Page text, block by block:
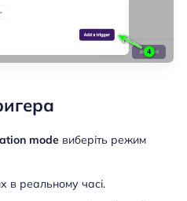
mode виберіть режим
реальному часі.